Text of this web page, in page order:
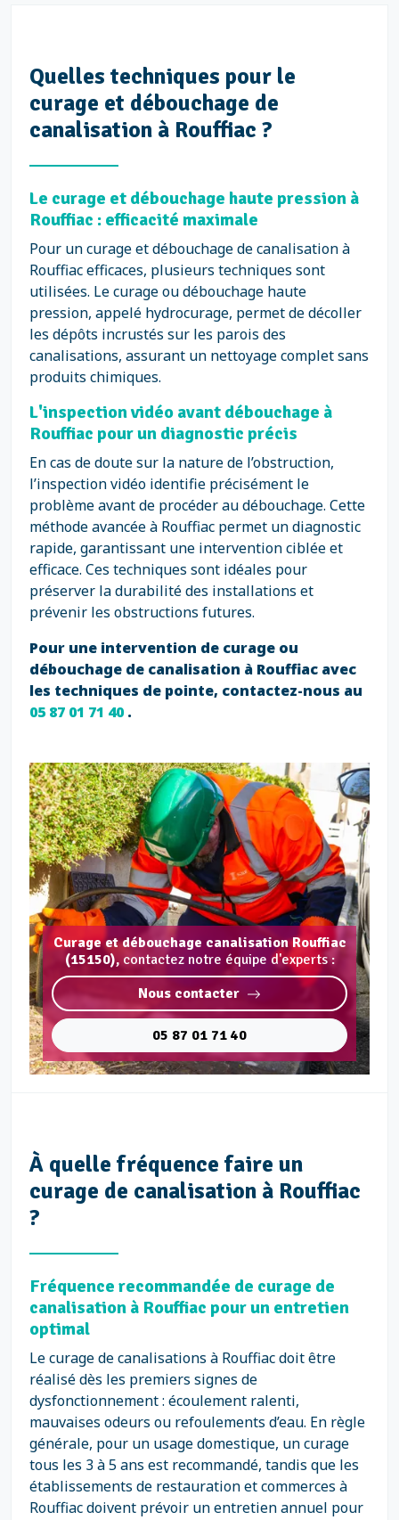
Quelles techniques pour le
curage et débouchage de
canalisation à Rouffiac ?
Le curage et débouchage haute pression à
Rouffiac : efficacité maximale
Pour un curage et débouchage de canalisation à
Rouffiac efficaces, plusieurs techniques sont
utilisées. Le curage ou débouchage haute
pression, appelé hydrocurage, permet de décoller
les dépôts incrustés sur les parois des
canalisations, assurant un nettoyage complet sans
produits chimiques.
L'inspection vidéo avant débouchage à
Rouffiac pour un diagnostic précis
En cas de doute sur la nature de l’obstruction,
l’inspection vidéo identifie précisément le
problème avant de procéder au débouchage. Cette
méthode avancée à Rouffiac permet un diagnostic
rapide, garantissant une intervention ciblée et
efficace. Ces techniques sont idéales pour
préserver la durabilité des installations et
prévenir les obstructions futures.
Pour une intervention de curage ou
débouchage de canalisation à Rouffiac avec
les techniques de pointe, contactez-nous au
05 87 01 71 40.
Curage et débouchage canalisation Rouffiac
(15150), contactez notre équipe d'experts :
Nous contacter
05 87 01 71 40
À quelle fréquence faire un
curage de canalisation à Rouffiac
?
Fréquence recommandée de curage de
canalisation à Rouffiac pour un entretien
optimal
Le curage de canalisations à Rouffiac doit être
réalisé dès les premiers signes de
dysfonctionnement : écoulement ralenti,
mauvaises odeurs ou refoulements d’eau. En règle
générale, pour un usage domestique, un curage
tous les 3 à 5 ans est recommandé, tandis que les
établissements de restauration et commerces à
Rouffiac doivent prévoir un entretien annuel pour